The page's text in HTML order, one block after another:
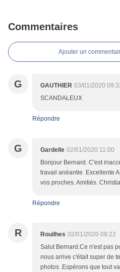
Commentaires
Ajouter un
G GAUTHIER 03/01/2020
SCANDALEUX
Répondre
G Gardelle 02/01/2020 11:00
Bonjour Bernard. C'est
travail anéantie. Excellente
vos proches. Amitiés.
Répondre
R Rouilhes 02/01/2020 09:22
Salut Bernard.Ce n'est pas
nous arrive c'était super de
photos .Espérons que tout